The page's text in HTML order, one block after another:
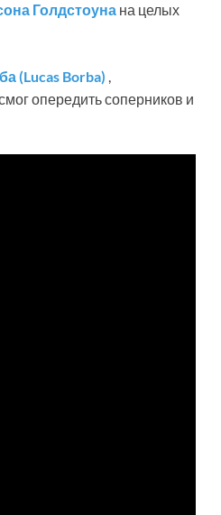
Голдстоуна на целых
(Lucas Borba) ,
опередить соперников и